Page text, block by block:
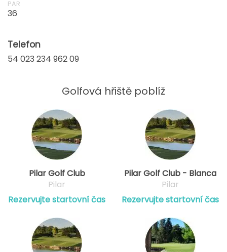
PAR
36
Telefon
54 023 234 962 09
Golfová hřiště poblíž
Pilar Golf Club
Pilar
Rezervujte startovní čas
Pilar Golf Club - Blanca
Pilar
Rezervujte startovní čas